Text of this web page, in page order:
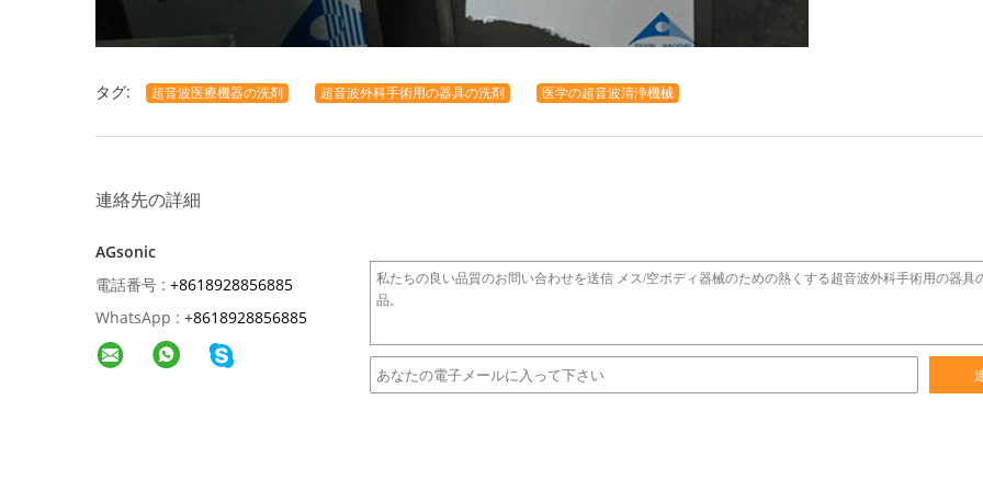
タグ: 超音波医療機器の洗剤 超音波外科手術用の器具の洗剤 医学の超音波清浄機械
連絡先の詳細
AGsonic
電話番号 : +8618928856885
WhatsApp : +8618928856885